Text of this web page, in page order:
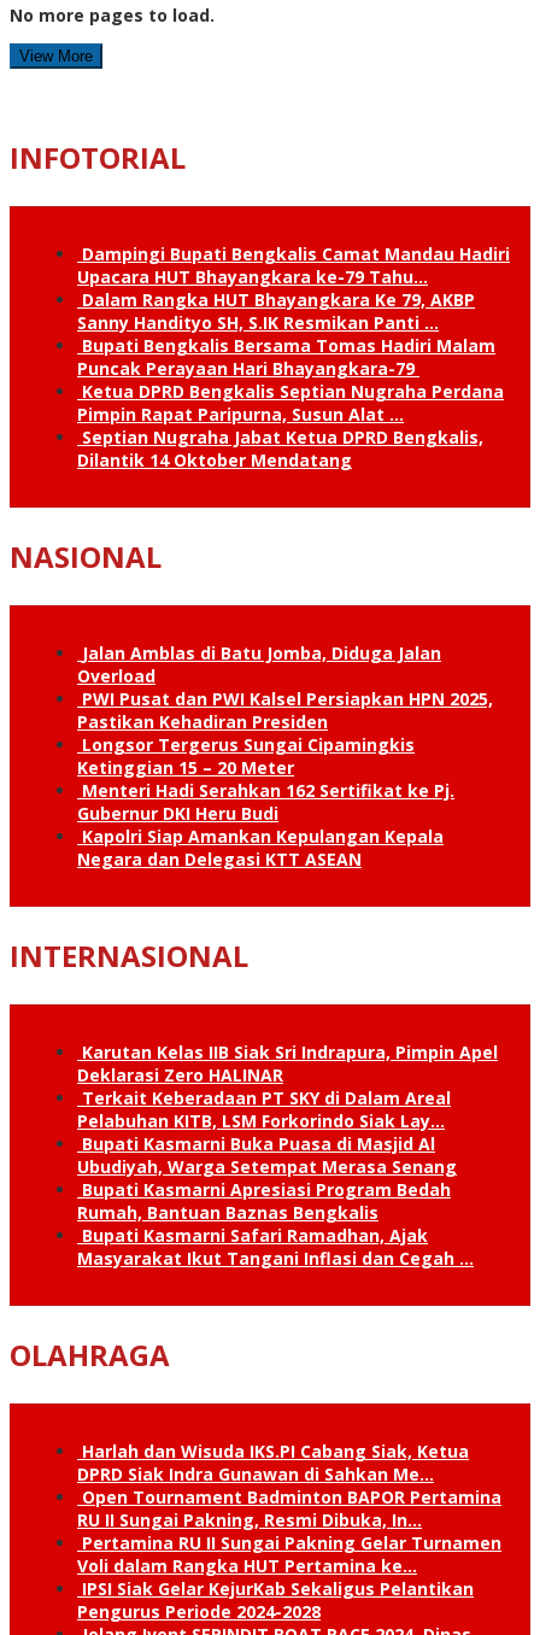
No more pages to load.
View More
INFOTORIAL
Dampingi Bupati Bengkalis Camat Mandau Hadiri
Upacara HUT Bhayangkara ke-79 Tahu…
Dalam Rangka HUT Bhayangkara Ke 79, AKBP
Sanny Handityo SH, S.IK Resmikan Panti …
Bupati Bengkalis Bersama Tomas Hadiri Malam
Puncak Perayaan Hari Bhayangkara-79
Ketua DPRD Bengkalis Septian Nugraha Perdana
Pimpin Rapat Paripurna, Susun Alat …
Septian Nugraha Jabat Ketua DPRD Bengkalis,
Dilantik 14 Oktober Mendatang
NASIONAL
Jalan Amblas di Batu Jomba, Diduga Jalan
Overload
PWI Pusat dan PWI Kalsel Persiapkan HPN 2025,
Pastikan Kehadiran Presiden
Longsor Tergerus Sungai Cipamingkis
Ketinggian 15 – 20 Meter
Menteri Hadi Serahkan 162 Sertifikat ke Pj.
Gubernur DKI Heru Budi
Kapolri Siap Amankan Kepulangan Kepala
Negara dan Delegasi KTT ASEAN
INTERNASIONAL
Karutan Kelas IIB Siak Sri Indrapura, Pimpin Apel
Deklarasi Zero HALINAR
Terkait Keberadaan PT SKY di Dalam Areal
Pelabuhan KITB, LSM Forkorindo Siak Lay…
Bupati Kasmarni Buka Puasa di Masjid Al
Ubudiyah, Warga Setempat Merasa Senang
Bupati Kasmarni Apresiasi Program Bedah
Rumah, Bantuan Baznas Bengkalis
Bupati Kasmarni Safari Ramadhan, Ajak
Masyarakat Ikut Tangani Inflasi dan Cegah …
OLAHRAGA
Harlah dan Wisuda IKS.PI Cabang Siak, Ketua
DPRD Siak Indra Gunawan di Sahkan Me…
Open Tournament Badminton BAPOR Pertamina
RU II Sungai Pakning, Resmi Dibuka, In…
Pertamina RU II Sungai Pakning Gelar Turnamen
Voli dalam Rangka HUT Pertamina ke…
IPSI Siak Gelar KejurKab Sekaligus Pelantikan
Pengurus Periode 2024-2028